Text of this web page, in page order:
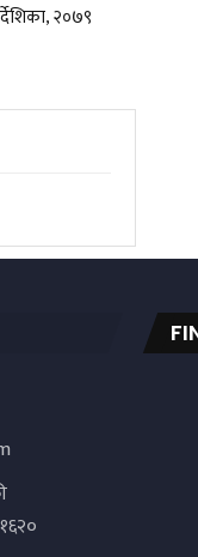
२०७९